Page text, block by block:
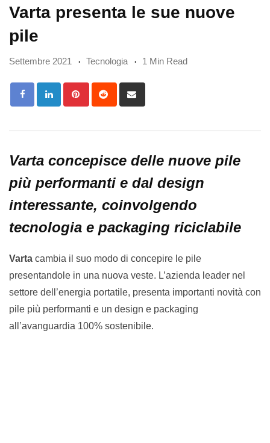
Varta presenta le sue nuove
pile
Settembre 2021 Tecnologia 1 Min Read
PinterestReddit
via
Varta concepisce delle nuove pile
più performanti e dal design
interessante, coinvolgendo
tecnologia e packaging riciclabile
Varta cambia il suo modo di concepire le pile
presentandole in una nuova veste. L’azienda leader nel
settore dell’energia portatile, presenta importanti novità con
pile più performanti e un design e packaging
all’avanguardia 100% sostenibile.